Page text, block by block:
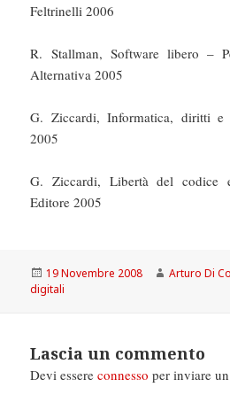
Feltrinelli 2006
R. Stallman, Software libero –
Alternativa 2005
G. Ziccardi, Informatica, diritti e
2005
G. Ziccardi, Libertà del codice
Editore 2005
Scritto
il
19 Novembre 2008 Autore
Arturo Di
digitali
Lascia un commento
Devi essereconnesso per inviare